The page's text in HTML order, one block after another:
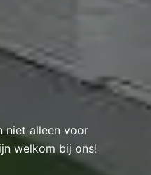
niet alleen voor
welkom bij ons!